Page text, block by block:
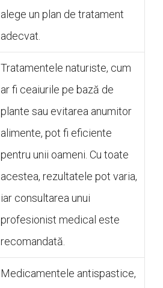
alege un plan de tratament
adecvat.
Tratamentele naturiste, cum
ar fi ceaiurile pe bază de
plante sau evitarea anumitor
alimente, pot fi eficiente
pentru unii oameni. Cu toate
acestea, rezultatele pot varia,
iar consultarea unui
profesionist medical este
recomandată.
Medicamentele antispastice,